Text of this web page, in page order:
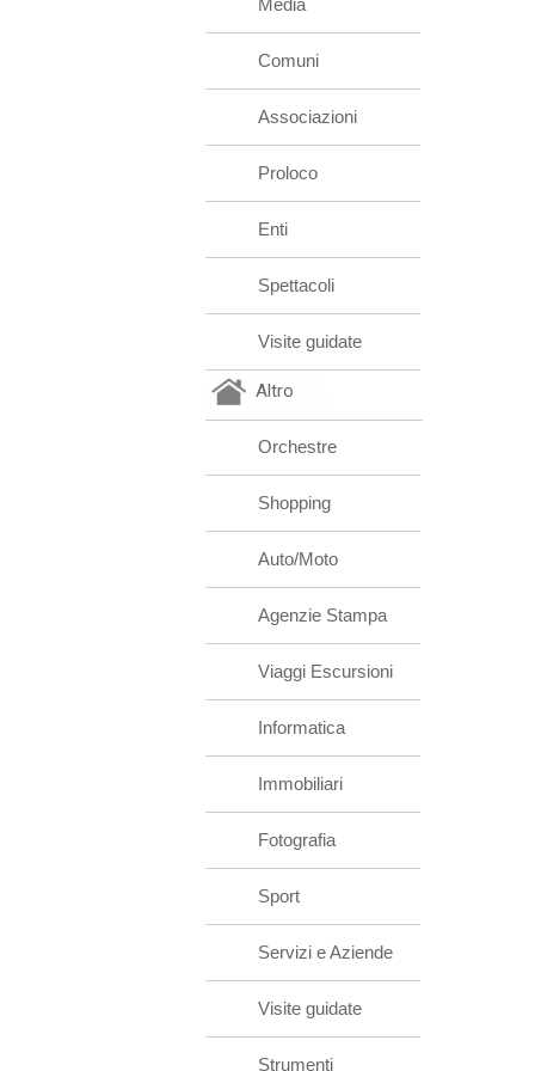
Media
Comuni
Associazioni
Proloco
Enti
Spettacoli
Visite guidate
Altro
Orchestre
Shopping
Auto/Moto
Agenzie Stampa
Viaggi Escursioni
Informatica
Immobiliari
Fotografia
Sport
Servizi e Aziende
Visite guidate
Strumenti